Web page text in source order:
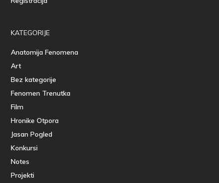
KATEGORIJE
Anatomija Fenomena
Art
Bez kategorije
Fenomen Trenutka
Film
Hronike Otpora
Jasan Pogled
Konkursi
Notes
Projekti